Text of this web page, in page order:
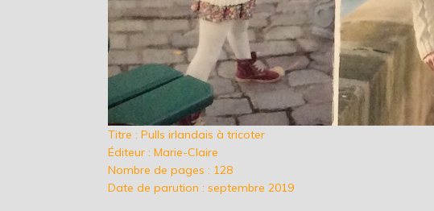
Titre : Pulls irlandais à tricoter
Éditeur : Marie-Claire
Nombre de pages : 128
Date de parution : septembre 2019